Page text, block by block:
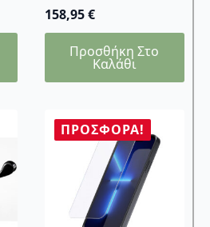
158,95€
Προσθήκη Στο
Καλάθι
ΠΡΟΣΦΟΡΆ!